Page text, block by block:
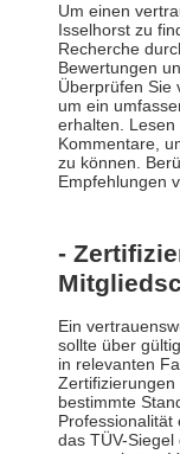
Um einen
Isselhorst zu
Recherche
Bewertungen
Überprüfen Sie
um ein
erhalten.
Kommentare,
zu können.
Empfehlungen
-
Ein
sollte über
in relevanten
bestimmte
Professionalität
das TÜV-